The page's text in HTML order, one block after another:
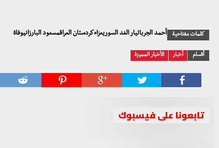
كلمات مفتاحية أحمد الجرباتيار الغد السوريعزاءكردستان العراقمسعود البارزانيوفاة
أقسام أخبار الأخبار المميزة
تابعونا على فيسبوك